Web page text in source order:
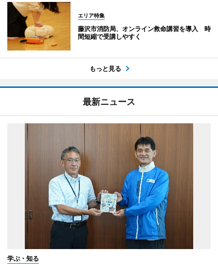
エリア特集
藤沢市消防局、オンライン救命講習を導入 時
間短縮で受講しやすく
もっと見る
最新ニュース
学ぶ・知る